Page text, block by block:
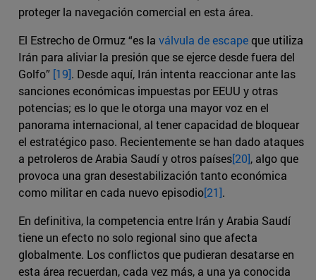
proteger la navegación comercial en esta área.
El Estrecho de Ormuz “es la válvula de escapeque utiliza
Irán para aliviar la presión que se ejerce desde fuera del
Golfo” [19]. Desde aquí, Irán intenta reaccionar ante las
sanciones económicas impuestas por EEUU y otras
potencias; es lo que le otorga una mayor voz en el
panorama internacional, al tener capacidad de bloquear
el estratégico paso. Recientemente se han dado ataques
a petroleros de Arabia Saudí y otros países[20], algo que
provoca una gran desestabilización tanto económica
como militar en cada nuevo episodio[21].
En definitiva, la competencia entre Irán y Arabia Saudí
tiene un efecto no solo regional sino que afecta
globalmente. Los conflictos que pudieran desatarse en
esta área recuerdan, cada vez más, a una ya conocida